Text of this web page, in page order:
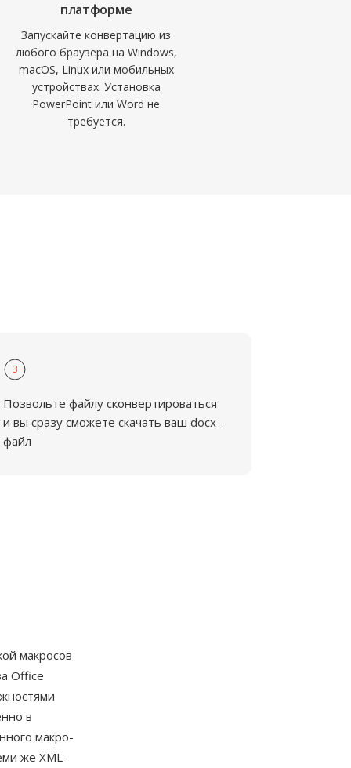
платформе
Запускайте конвертацию из
любого браузера на Windows,
macOS, Linux или мобильных
устройствах. Установка
PowerPoint или Word не
требуется.
3
Позвольте файлу сконвертироваться
и вы сразу сможете скачать ваш docx-
файл
макросов
Office
в
макро-
же XML-